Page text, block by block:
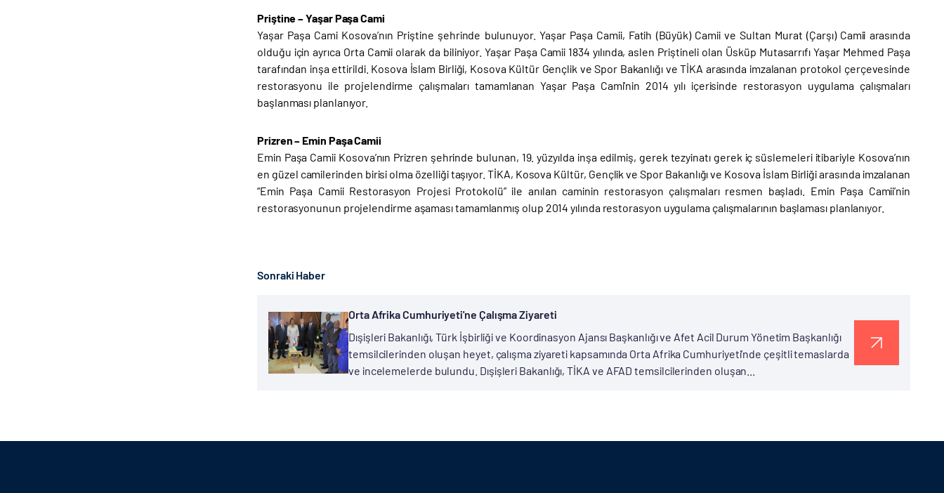
Priştine – Yaşar Paşa Cami
Yaşar Paşa Cami Kosova’nın Priştine şehrinde bulunuyor. Yaşar Paşa Camii, Fatih (Büyük) Camii ve Sultan Murat (Çarşı) Camii arasında
olduğu için ayrıca Orta Camii olarak da biliniyor. Yaşar Paşa Camii 1834 yılında, aslen Priştineli olan Üsküp Mutasarrıfı Yaşar Mehmed Paşa
tarafından inşa ettirildi. Kosova İslam Birliği, Kosova Kültür Gençlik ve Spor Bakanlığı ve TİKA arasında imzalanan protokol çerçevesinde
restorasyonu ile projelendirme çalışmaları tamamlanan Yaşar Paşa Cami’nin 2014 yılı içerisinde restorasyon uygulama çalışmaları
başlanması planlanıyor.
Prizren – Emin Paşa Camii
Emin Paşa Camii Kosova’nın Prizren şehrinde bulunan, 19. yüzyılda inşa edilmiş, gerek tezyinatı gerek iç süslemeleri itibariyle Kosova’nın
en güzel camilerinden birisi olma özelliği taşıyor. TİKA, Kosova Kültür, Gençlik ve Spor Bakanlığı ve Kosova İslam Birliği arasında imzalanan
“Emin Paşa Camii Restorasyon Projesi Protokolü” ile anılan caminin restorasyon çalışmaları resmen başladı. Emin Paşa Camii’nin
restorasyonunun projelendirme aşaması tamamlanmış olup 2014 yılında restorasyon uygulama çalışmalarının başlaması planlanıyor.
Sonraki Haber
Orta Afrika Cumhuriyeti'ne Çalışma Ziyareti
Dışişleri Bakanlığı, Türk İşbirliği ve Koordinasyon Ajansı Başkanlığı ve Afet Acil Durum Yönetim Başkanlığı
temsilcilerinden oluşan heyet, çalışma ziyareti kapsamında Orta Afrika Cumhuriyeti’nde çeşitli temaslarda
ve incelemelerde bulundu. Dışişleri Bakanlığı, TİKA ve AFAD temsilcilerinden oluşan...